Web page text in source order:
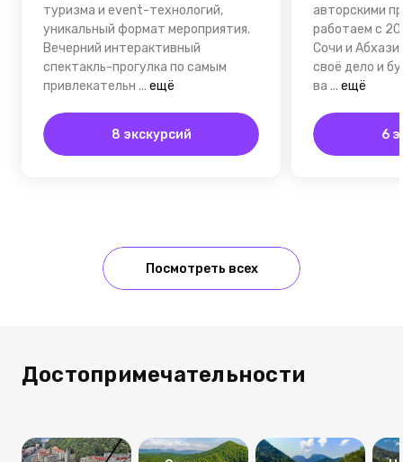
туризма и event-технологий,
уникальный формат мероприятия.
Вечерний интерактивный
спектакль-прогулка по самым
привлекательн ... ещё
8 экскурсий
авторскими
работаем с
Сочи и
своё дело и
ва ... ещё
6
Посмотреть всех
Достопримечательности